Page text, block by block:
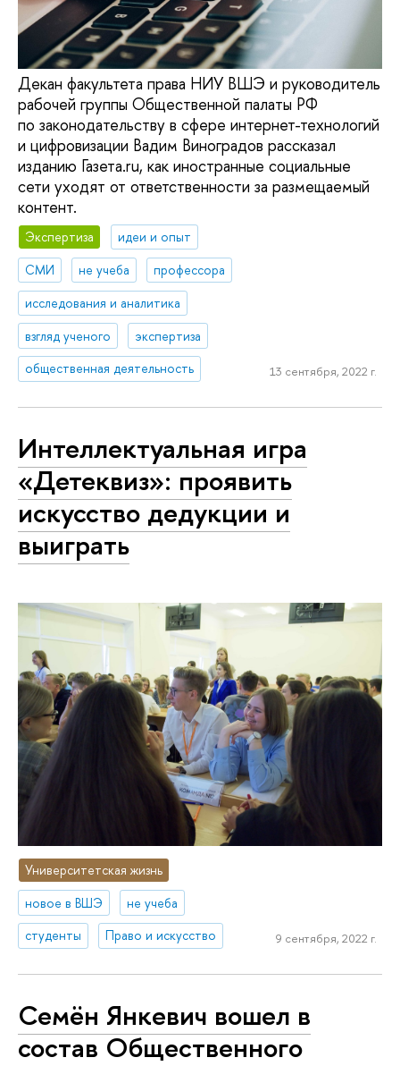
Декан факультета права НИУ ВШЭ и руководитель
рабочей группы Общественной палаты РФ
по законодательству в сфере интернет-технологий
и цифровизации Вадим Виноградов рассказал
изданию Газета.ru, как иностранные социальные
сети уходят от ответственности за размещаемый
контент.
Экспертиза
идеи и опыт
СМИ
не учеба
профессора
исследования и аналитика
взгляд ученого
экспертиза
общественная деятельность
13 сентября, 2022 г.
Интеллектуальная игра
«Детеквиз»: проявить
искусство дедукции и
выиграть
Университетская жизнь
новое в ВШЭ
не учеба
студенты
Право и искусство 9 сентября, 2022 г.
Семён Янкевич вошел в
состав Общественного